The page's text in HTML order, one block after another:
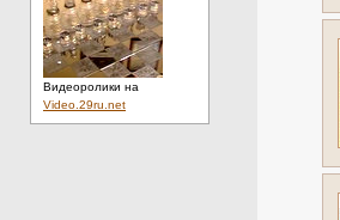
Видеоролики на
Video.29ru.net